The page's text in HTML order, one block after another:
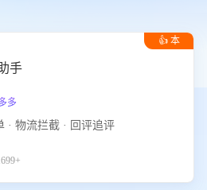
👍 本
手
多
售后智能客服 · 智能建单 · 物流拦截 · 回评追评